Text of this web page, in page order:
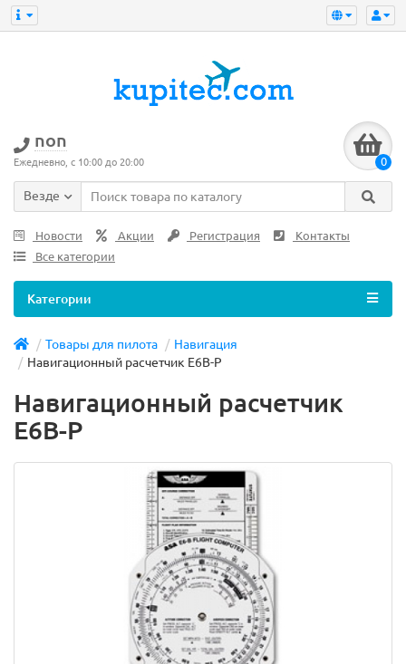
non
Ежедневно, с 10:00 до 20:00 0
Везде
Новости Акции Регистрация
Контакты
Все категории
Категории
Товары для пилота
Навигация
Навигационный расчетчик E6B-P
Навигационный расчетчик
E6B-P